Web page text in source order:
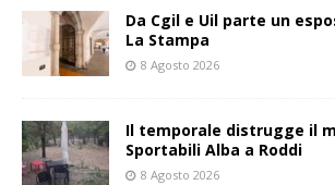
Da Cgil e Uil parte un
La Stampa
8 Agosto 2026
Il temporale distrugge il
Sportabili Alba a Roddi
8 Agosto 2026